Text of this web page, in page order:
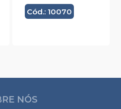
Cód.: 10070
NÓS